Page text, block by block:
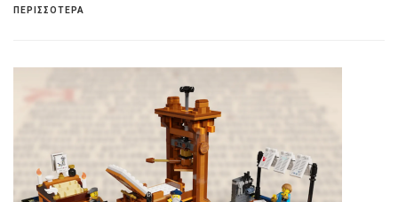
ΠΕΡΙΣΣΟΤΕΡΑ